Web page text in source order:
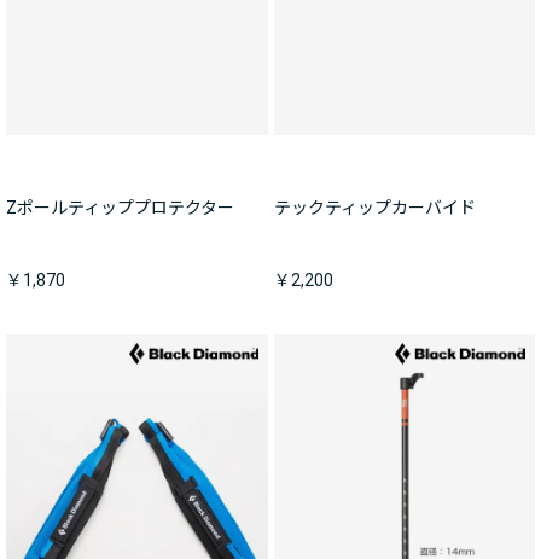
Zポールティッププロテクター
￥1,870
テックティップカーバイド
￥2,200